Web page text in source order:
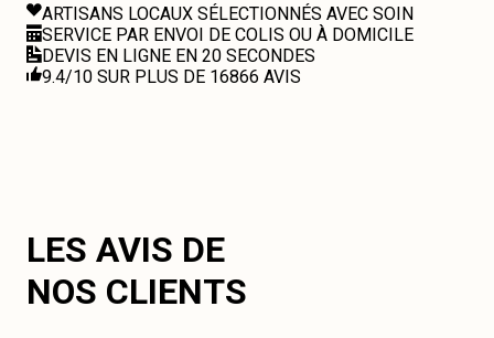
ARTISANS LOCAUX SÉLECTIONNÉS AVEC SOIN
SERVICE PAR ENVOI DE COLIS OU À DOMICILE
DEVIS EN LIGNE EN 20 SECONDES
9.4/10 SUR PLUS DE 16866 AVIS
LES AVIS DE
NOS CLIENTS